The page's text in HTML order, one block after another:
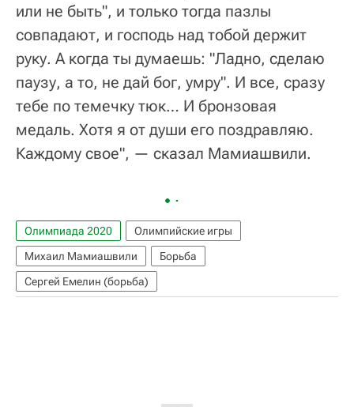
или не быть", и только тогда пазлы
совпадают, и господь над тобой держит
руку. А когда ты думаешь: "Ладно, сделаю
паузу, а то, не дай бог, умру". И все, сразу
тебе по темечку тюк… И бронзовая
медаль. Хотя я от души его поздравляю.
Каждому свое", — сказал Мамиашвили.
Олимпиада 2020
Олимпийские игры
Михаил Мамиашвили
Борьба
Сергей Емелин (борьба)